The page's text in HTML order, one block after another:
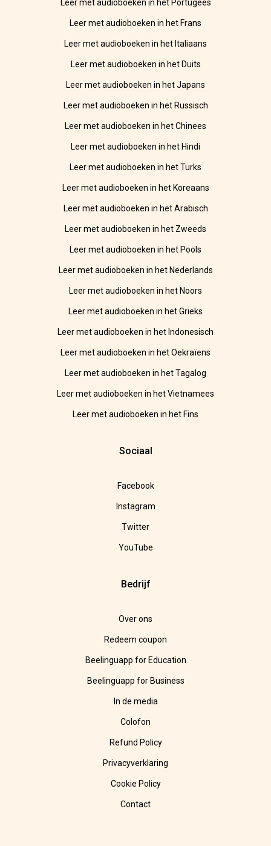
Leer met audioboeken in het Portugees
Leer met audioboeken in het Frans
Leer met audioboeken in het Italiaans
Leer met audioboeken in het Duits
Leer met audioboeken in het Japans
Leer met audioboeken in het Russisch
Leer met audioboeken in het Chinees
Leer met audioboeken in het Hindi
Leer met audioboeken in het Turks
Leer met audioboeken in het Koreaans
Leer met audioboeken in het Arabisch
Leer met audioboeken in het Zweeds
Leer met audioboeken in het Pools
Leer met audioboeken in het Nederlands
Leer met audioboeken in het Noors
Leer met audioboeken in het Grieks
Leer met audioboeken in het Indonesisch
Leer met audioboeken in het Oekraïens
Leer met audioboeken in het Tagalog
Leer met audioboeken in het Vietnamees
Leer met audioboeken in het Fins
Sociaal
Facebook
Instagram
Twitter
YouTube
Bedrijf
Over ons
Redeem coupon
Beelinguapp for Education
Beelinguapp for Business
In de media
Colofon
Refund Policy
Privacyverklaring
Cookie Policy
Contact